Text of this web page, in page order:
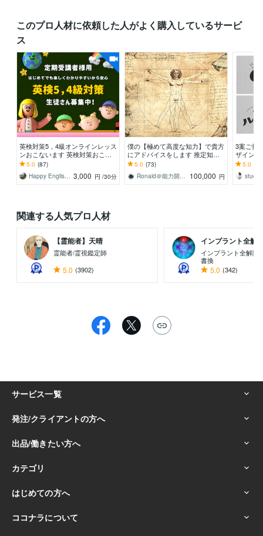
このプロ人材に依頼した人がよく購入しているサービ
ス
英検対策5，4級オンラインレッス
ンおこないます 英検対策おこな
います！小学生から楽しく英検レ
ッスン対策
5.0 (87)
Happy English K 3,000 円 /30分
僕の【極めて高度な知力】で貴方
にアドバイスをします 推定知能
指数220程度。貴方の悩みは【解
決可能問題】です
5.0 (73)
Ronald＠能力開発士
100,000 円
3案ご提
ザイン
で事前
ムプラン
5.0
studio
関連する人気プロ人材
【霊能者】天晴
霊能者/霊視鑑定師
5.0 (3902)
インプラント全解
インプラント全解除
書換
5.0 (342)